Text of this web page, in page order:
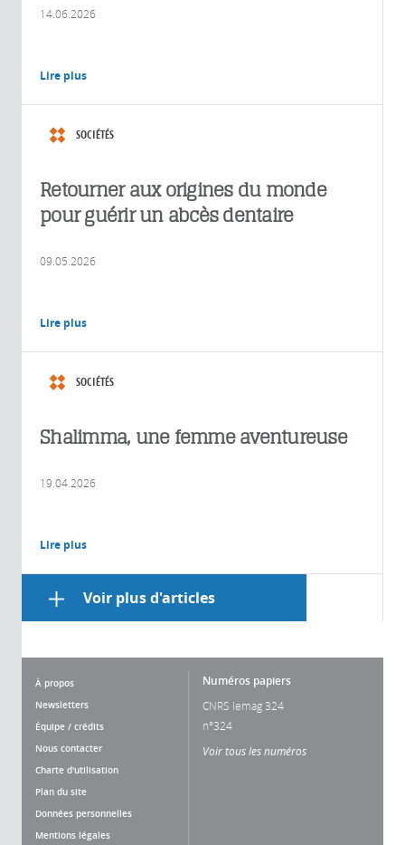
14.06.2026
Lire plus
SOCIÉTÉS
Retourner aux origines du monde
pour guérir un abcès dentaire
09.05.2026
Lire plus
SOCIÉTÉS
Shalimma, une femme aventureuse
19.04.2026
Lire plus
Voir plus d'articles
À propos
Newsletters
Équipe / crédits
Nous contacter
Charte d'utilisation
Plan du site
Données personnelles
Mentions légales
Numéros papiers
CNRS lemag 324
n°324
Voir tous les numéros